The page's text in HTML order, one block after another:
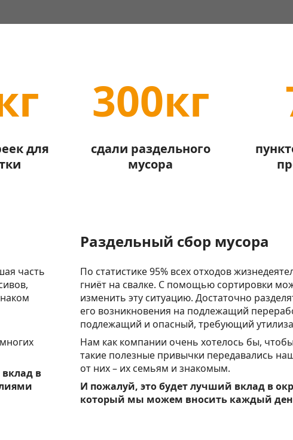
для
300кг
сдали раздельного
мусора
часть
в
Раздельный сбор мусора
По статистике 95% всех отходов
гниёт на свалке. С помощью сортировки
изменить эту ситуацию. Достаточно
его возникновения на подлежащий
подлежащий и опасный, требующий
Нам как компании очень хотелось бы,
такие полезные привычки передавались
от них – их семьям и знакомым.
И пожалуй, это будет лучший вклад в
который мы можем вносить каждый